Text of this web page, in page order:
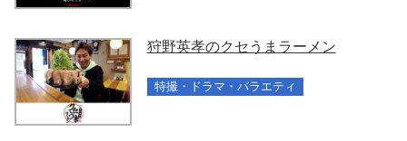
狩野英孝のクセうまラーメン
特撮・ドラマ・バラエティ